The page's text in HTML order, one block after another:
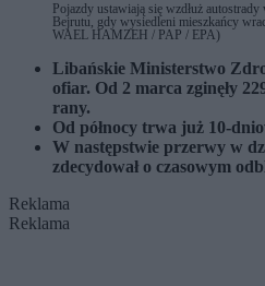
Pojazdy ustawiają się wzdłuż
Bejrutu, gdy wysiedleni mieszkańcy
WAEL HAMZEH / PAP / EPA)
Libańskie Ministerstwo
ofiar. Od 2 marca zginęły
rany.
Od północy trwa już 10-
W następstwie przerwy w
zdecydował o czasowym
Reklama
Reklama